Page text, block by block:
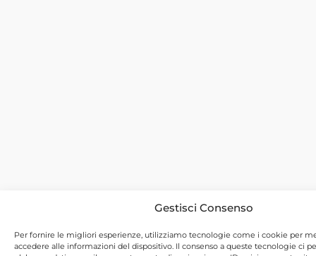
Gestisci Consenso
Per fornire le migliori esperienze, utilizziamo tecnologie come i cookie per
accedere alle informazioni del dispositivo. Il consenso a queste tecnologie ci